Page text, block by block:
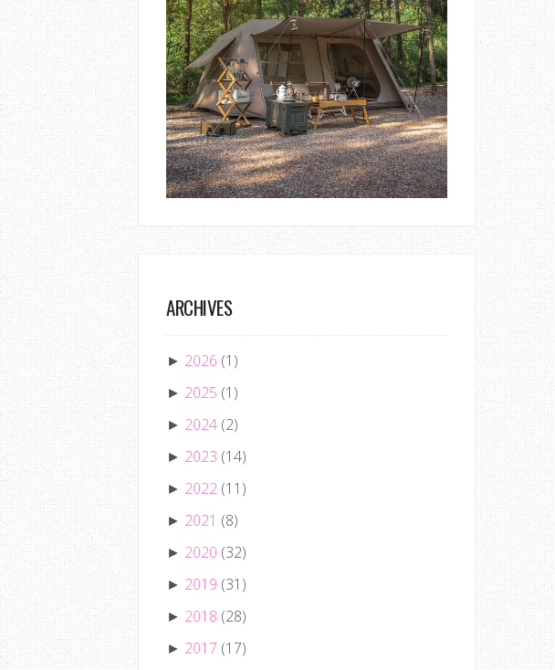
ARCHIVES
► 2026 (1)
► 2025 (1)
► 2024 (2)
► 2023 (14)
► 2022 (11)
► 2021 (8)
► 2020 (32)
► 2019 (31)
► 2018 (28)
► 2017 (17)